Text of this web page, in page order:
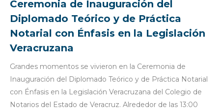
Ceremonia de Inauguración del
Diplomado Teórico y de Práctica
Notarial con Énfasis en la Legislación
Veracruzana
Grandes momentos se vivieron en la Ceremonia de
Inauguración del Diplomado Teórico y de Práctica Notarial
con Énfasis en la Legislación Veracruzana del Colegio de
Notarios del Estado de Veracruz. Alrededor de las 13:00